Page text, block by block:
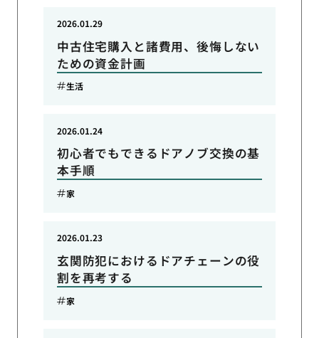
中古住宅購入と諸費用、後悔しない
ための資金計画
2026.01.29
生活
初心者でもできるドアノブ交換の基
本手順
2026.01.24
家
玄関防犯におけるドアチェーンの役
割を再考する
2026.01.23
家